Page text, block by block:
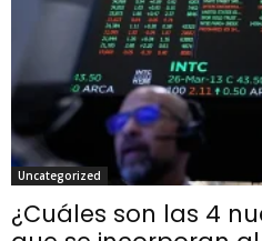
Uncategorized
¿Cuáles son las 4